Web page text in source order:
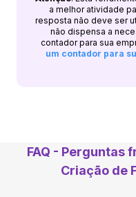
a melhor atividade
resposta não deve ser
não dispensa a
contador para sua
um contador para
FAQ - Perguntas
Criação de